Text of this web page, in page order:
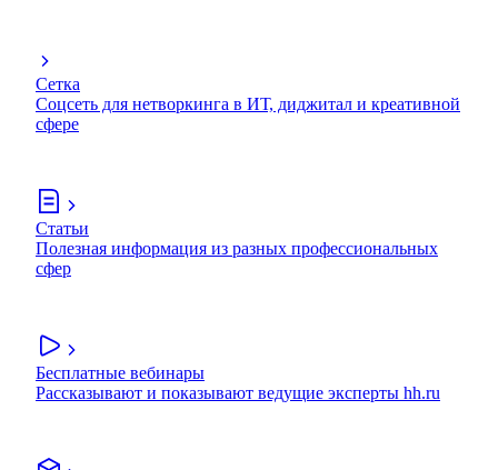
Сетка
Соцсеть для нетворкинга в ИТ, диджитал и креативной
сфере
Статьи
Полезная информация из разных профессиональных
сфер
Бесплатные вебинары
Рассказывают и показывают ведущие эксперты hh.ru